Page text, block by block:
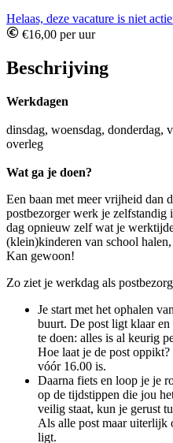
Helaas, deze vacature is niet
€16,00 per uur
Beschrijving
Werkdagen
dinsdag, woensdag, donderdag,
overleg
Wat ga je doen?
Een baan met meer vrijheid dan
postbezorger werk je zelfstandig
dag opnieuw zelf wat je
(klein)kinderen van school
Kan gewoon!
Zo ziet je werkdag als
Je start met het ophalen
buurt. De post ligt klaar en
te doen: alles is al keurig
Hoe laat je de post
vóór 16.00 is.
Daarna fiets en loop je je
op de tijdstippen die jou
veilig staat, kun je gerust
Als alle post maar uiterlijk
ligt.